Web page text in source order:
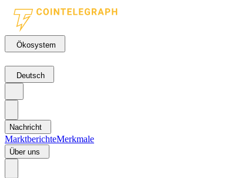
Ökosystem
Deutsch
Nachricht
MarktberichteMerkmale
Über uns